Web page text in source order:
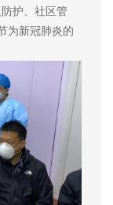
护、社区管
为新冠肺炎的